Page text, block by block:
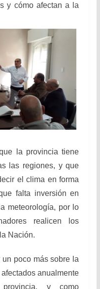
y cómo afectan a la
provincia tiene
las regiones, y que
el clima en forma
falta inversión en
meteorología, por lo
realicen los
Nación.
poco más sobre la
anualmente
y como